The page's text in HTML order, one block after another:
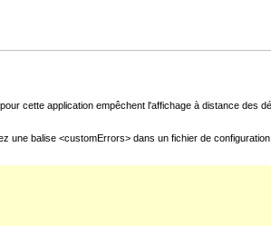
cette application empêchent l'affichage à distance des
balise <customErrors> dans un fichier de